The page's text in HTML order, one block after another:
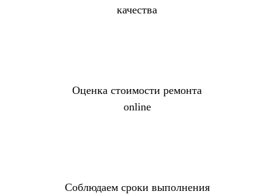
качества
Оценка стоимости ремонта
online
Соблюдаем сроки выполнения